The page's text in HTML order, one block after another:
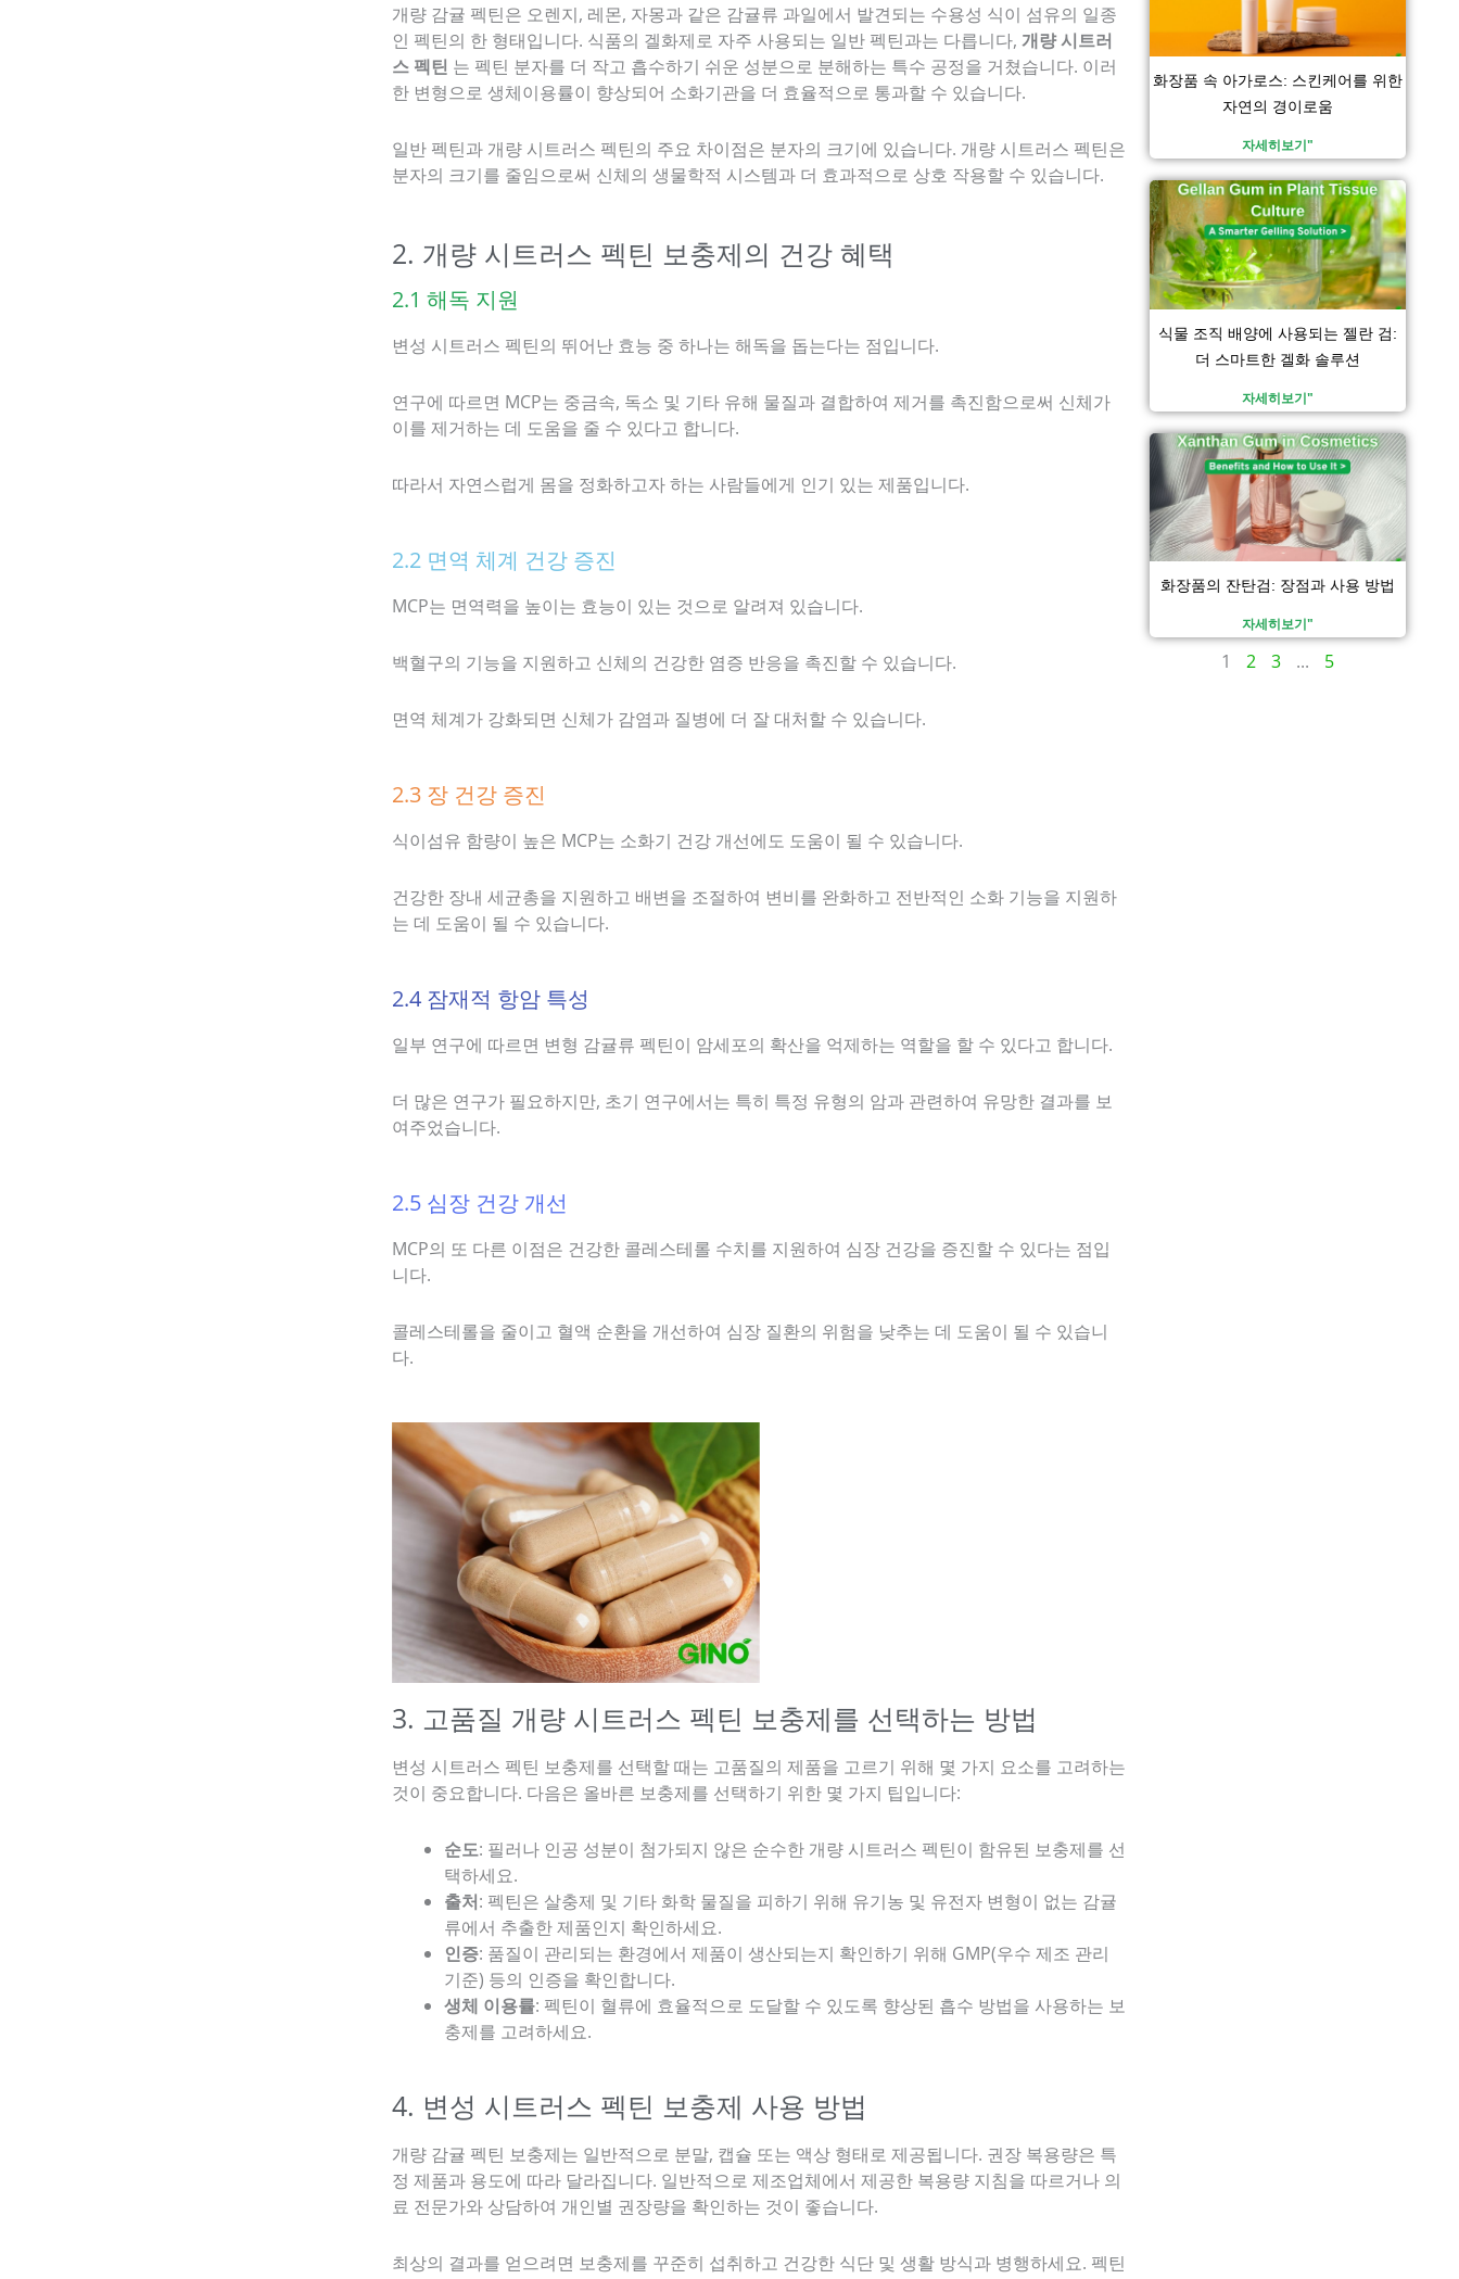
개량 감귤 펙틴은 오렌지, 레몬, 자몽과 같은 감귤류 과일에서 발견되는 수용성 식이 섬유의 일종
인 펙틴의 한 형태입니다. 식품의 겔화제로 자주 사용되는 일반 펙틴과는 다릅니다, 개량 시트러
스 펙틴 는 펙틴 분자를 더 작고 흡수하기 쉬운 성분으로 분해하는 특수 공정을 거쳤습니다. 이러
한 변형으로 생체이용률이 향상되어 소화기관을 더 효율적으로 통과할 수 있습니다.
일반 펙틴과 개량 시트러스 펙틴의 주요 차이점은 분자의 크기에 있습니다. 개량 시트러스 펙틴은
분자의 크기를 줄임으로써 신체의 생물학적 시스템과 더 효과적으로 상호 작용할 수 있습니다.
2. 개량 시트러스 펙틴 보충제의 건강 혜택
2.1 해독 지원
변성 시트러스 펙틴의 뛰어난 효능 중 하나는 해독을 돕는다는 점입니다.
연구에 따르면 MCP는 중금속, 독소 및 기타 유해 물질과 결합하여 제거를 촉진함으로써 신체가
이를 제거하는 데 도움을 줄 수 있다고 합니다.
따라서 자연스럽게 몸을 정화하고자 하는 사람들에게 인기 있는 제품입니다.
2.2 면역 체계 건강 증진
MCP는 면역력을 높이는 효능이 있는 것으로 알려져 있습니다.
백혈구의 기능을 지원하고 신체의 건강한 염증 반응을 촉진할 수 있습니다.
면역 체계가 강화되면 신체가 감염과 질병에 더 잘 대처할 수 있습니다.
2.3 장 건강 증진
식이섬유 함량이 높은 MCP는 소화기 건강 개선에도 도움이 될 수 있습니다.
건강한 장내 세균총을 지원하고 배변을 조절하여 변비를 완화하고 전반적인 소화 기능을 지원하
는 데 도움이 될 수 있습니다.
2.4 잠재적 항암 특성
일부 연구에 따르면 변형 감귤류 펙틴이 암세포의 확산을 억제하는 역할을 할 수 있다고 합니다.
더 많은 연구가 필요하지만, 초기 연구에서는 특히 특정 유형의 암과 관련하여 유망한 결과를 보
여주었습니다.
2.5 심장 건강 개선
MCP의 또 다른 이점은 건강한 콜레스테롤 수치를 지원하여 심장 건강을 증진할 수 있다는 점입
니다.
콜레스테롤을 줄이고 혈액 순환을 개선하여 심장 질환의 위험을 낮추는 데 도움이 될 수 있습니
다.
3. 고품질 개량 시트러스 펙틴 보충제를 선택하는 방법
변성 시트러스 펙틴 보충제를 선택할 때는 고품질의 제품을 고르기 위해 몇 가지 요소를 고려하는
것이 중요합니다. 다음은 올바른 보충제를 선택하기 위한 몇 가지 팁입니다:
순도: 필러나 인공 성분이 첨가되지 않은 순수한 개량 시트러스 펙틴이 함유된 보충제를 선
택하세요.
출처: 펙틴은 살충제 및 기타 화학 물질을 피하기 위해 유기농 및 유전자 변형이 없는 감귤
류에서 추출한 제품인지 확인하세요.
인증: 품질이 관리되는 환경에서 제품이 생산되는지 확인하기 위해 GMP(우수 제조 관리
기준) 등의 인증을 확인합니다.
생체 이용률: 펙틴이 혈류에 효율적으로 도달할 수 있도록 향상된 흡수 방법을 사용하는 보
충제를 고려하세요.
4. 변성 시트러스 펙틴 보충제 사용 방법
개량 감귤 펙틴 보충제는 일반적으로 분말, 캡슐 또는 액상 형태로 제공됩니다. 권장 복용량은 특
정 제품과 용도에 따라 달라집니다. 일반적으로 제조업체에서 제공한 복용량 지침을 따르거나 의
료 전문가와 상담하여 개인별 권장량을 확인하는 것이 좋습니다.
최상의 결과를 얻으려면 보충제를 꾸준히 섭취하고 건강한 식단 및 생활 방식과 병행하세요. 펙틴
화장품 속 아가로스: 스킨케어를 위한
자연의 경이로움
자세히보기"
식물 조직 배양에 사용되는 젤란 검:
더 스마트한 겔화 솔루션
자세히보기"
화장품의 잔탄검: 장점과 사용 방법
자세히보기"
1 2 3 ... 5